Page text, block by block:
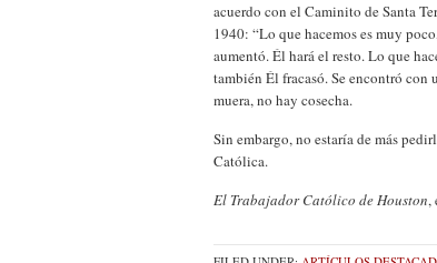
acuerdo con el Caminito de Santa
1940: “Lo que hacemos es muy
aumentó. Él hará el resto. Lo que
también Él fracasó. Se encontró con
muera, no hay cosecha.
Sin embargo, no estaría de más
Católica.
El Trabajador Católico de Houston,